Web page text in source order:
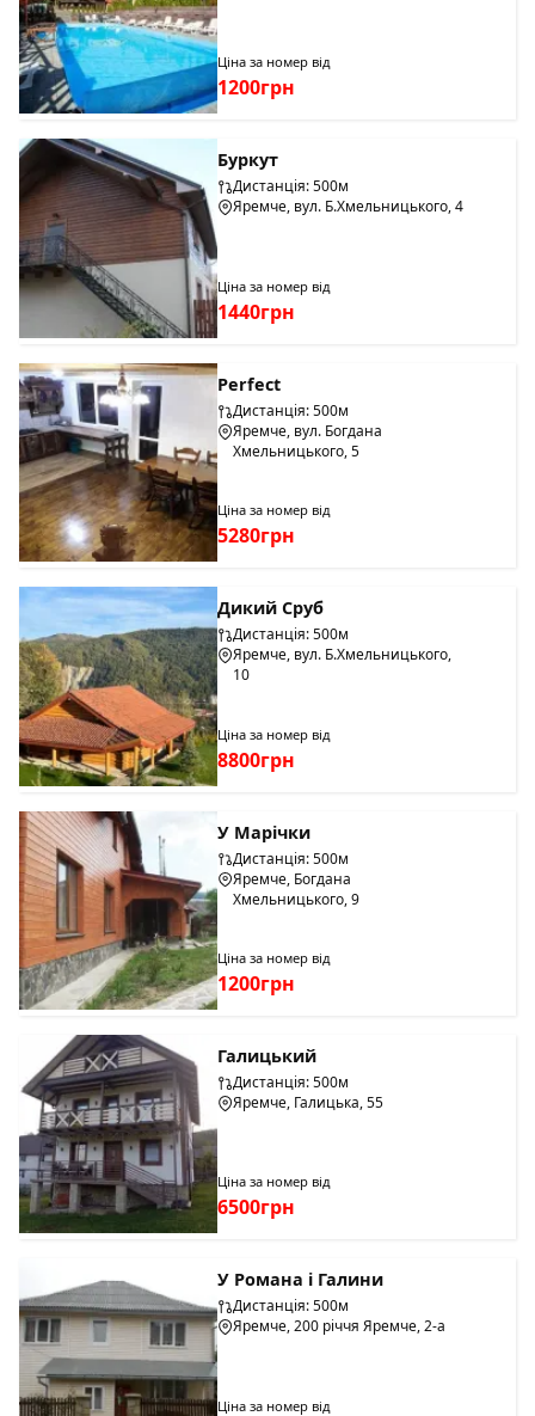
Ціна за номер від
1200грн
Буркут
Дистанція: 500м
Яремче, вул. Б.Хмельницького, 4
Ціна за номер від
1440грн
Perfect
Дистанція: 500м
Яремче, вул. Богдана
Хмельницького, 5
Ціна за номер від
5280грн
Дикий Сруб
Дистанція: 500м
Яремче, вул. Б.Хмельницького,
10
Ціна за номер від
8800грн
У Марічки
Дистанція: 500м
Яремче, Богдана
Хмельницького, 9
Ціна за номер від
1200грн
Галицький
Дистанція: 500м
Яремче, Галицька, 55
Ціна за номер від
6500грн
У Романа і Галини
Дистанція: 500м
Яремче, 200 річчя Яремче, 2-а
Ціна за номер від